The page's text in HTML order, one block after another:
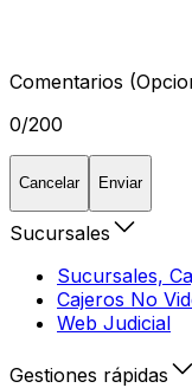
Comentarios
0/200
Cancelar Enviar
Sucursales
Sucursales,
Cajeros No
Web Judicial
Gestiones rápidas